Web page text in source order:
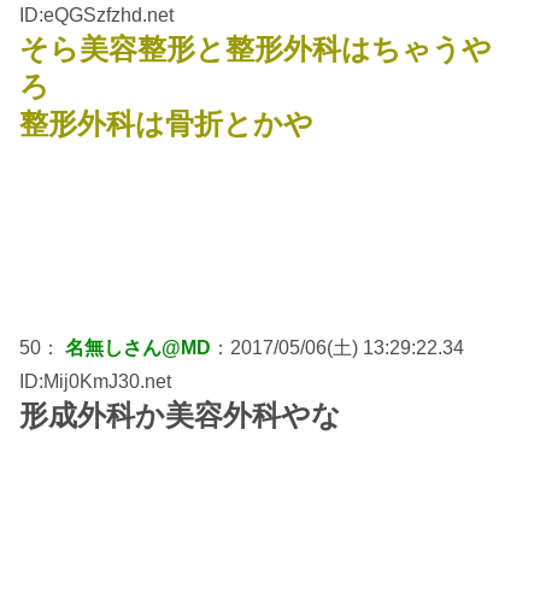
ID:eQGSzfzhd.net
そら美容整形と整形外科はちゃうや
ろ
整形外科は骨折とかや
50： 名無しさん@MD ：2017/05/06(土) 13:29:22.34
ID:Mij0KmJ30.net
形成外科か美容外科やな